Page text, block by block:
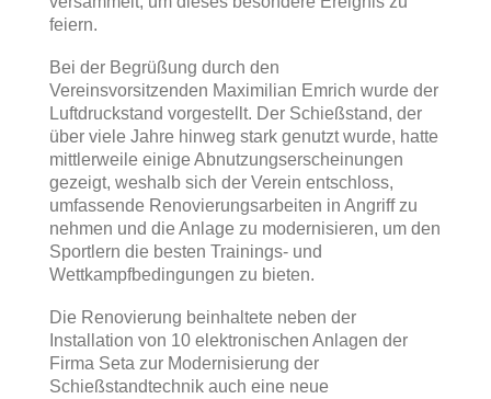
feiern.
Bei der Begrüßung durch den
Vereinsvorsitzenden Maximilian Emrich wurde der
Luftdruckstand vorgestellt. Der Schießstand, der
über viele Jahre hinweg stark genutzt wurde, hatte
mittlerweile einige Abnutzungserscheinungen
gezeigt, weshalb sich der Verein entschloss,
umfassende Renovierungsarbeiten in Angriff zu
nehmen und die Anlage zu modernisieren, um den
Sportlern die besten Trainings- und
Wettkampfbedingungen zu bieten.
Die Renovierung beinhaltete neben der
Installation von 10 elektronischen Anlagen der
Firma Seta zur Modernisierung der
Schießstandtechnik auch eine neue